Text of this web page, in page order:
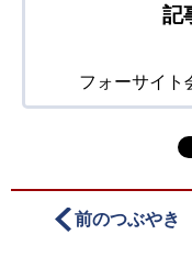
記
フォーサイト
前のつぶやき